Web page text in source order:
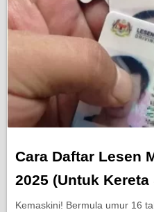
Pendidikan
Kerja Kosong Terkini
Cara Daftar Lesen
2025 (Untuk Kereta
Kemaskini! Bermula umur 16